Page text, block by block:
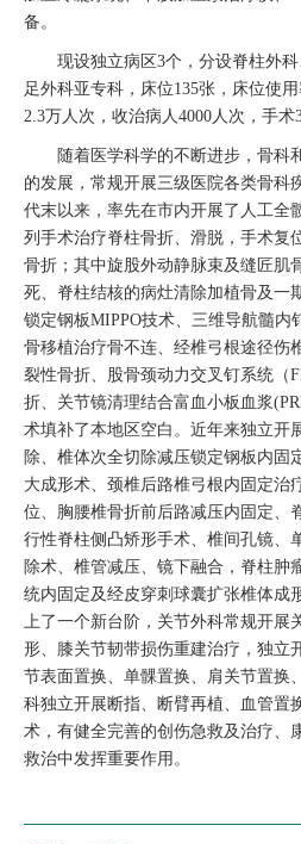
备。
现设独立病区3个，分设脊柱外
足外科亚专科，床位135张，床位使
2.3万人次，收治病人4000人次，手术
随着医学科学的不断进步，骨科
的发展，常规开展三级医院各类骨科
代末以来，率先在市内开展了人工全
列手术治疗脊柱骨折、滑脱，手术复
骨折；其中旋股外动静脉束及缝匠肌
死、脊柱结核的病灶清除加植骨及一
锁定钢板MIPPO技术、三维导航髓内
骨移植治疗骨不连、经椎弓根途径伤
裂性骨折、股骨颈动力交叉钉系统（
折、关节镜清理结合富血小板血浆
术填补了本地区空白。近年来独立开
除、椎体次全切除减压锁定钢板内固
大成形术、颈椎后路椎弓根内固定治
位、胸腰椎骨折前后路减压内固定、
行性脊柱侧凸矫形手术、椎间孔镜、
除术、椎管减压、镜下融合，脊柱肿
统内固定及经皮穿刺球囊扩张椎体成
上了一个新台阶，关节外科常规开展
形、膝关节韧带损伤重建治疗，独立
节表面置换、单髁置换、肩关节置换
科独立开展断指、断臂再植、血管置
术，有健全完善的创伤急救及治疗、
救治中发挥重要作用。